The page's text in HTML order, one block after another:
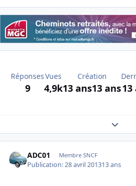
Réponses
9
Vues
4,9k
Création
13 ans13 ans13
ADC01 Membre SNCF
Publication:28 avril 201313 ans